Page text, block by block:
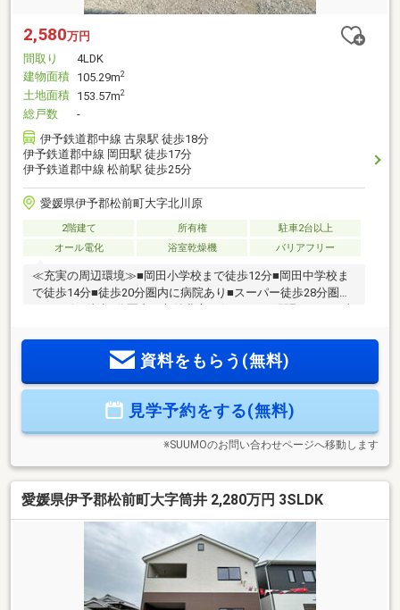
2,580万円
間取り
4LDK
建物面積 105.29m2
土地面積 153.57m2
総戸数
-
伊予鉄道郡中線 古泉駅 徒歩18分
伊予鉄道郡中線 岡田駅 徒歩17分
伊予鉄道郡中線 松前駅 徒歩25分
愛媛県伊予郡松前町大字北川原
2階建て 所有権
駐車2台以上
オール電化
浴室乾燥機 バリアフリー
≪充実の周辺環境≫■岡田小学校まで徒歩12分■岡田中学校ま
で徒歩14分■徒歩20分圏内に病院あり■スーパー徒歩28分圏内
でも安心のインナーバルコニー≪安心の住宅性能≫■高断熱×
耐震等級3×低価格の新築住宅!■住宅性能表示制度7項目で最高
資料をもらう(無料)
見学予約をする(無料)
※SUUMOのお問い合わせページへ移動します
愛媛県伊予郡松前町大字筒井 2,280万円 3SLDK